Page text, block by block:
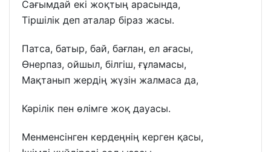
Сағымдай екі жоқтың арасында,
Тіршілік деп аталар біраз жасы.
Патса, батыр, бай, бағлан, ел ағасы,
Өнерпаз, ойшыл, білгіш, ғұламасы,
Мақтанып жердің жүзін жалмаса да,
Кәрілік пен өлімге жоқ дауасы.
Менменсінген кердеңнің керген қасы,